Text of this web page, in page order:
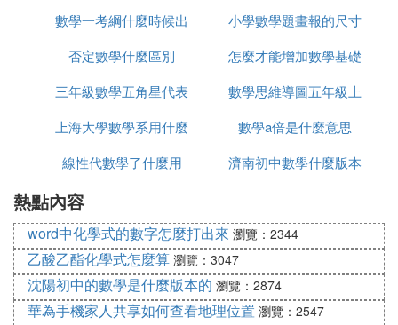
數學一考綱什麼時候出
小學數學題畫報的尺寸
是多少
否定數學什麼區別
怎麼才能增加數學基礎
三年級數學五角星代表
什麼數
數學思維導圖五年級上
怎麼寫
上海大學數學系用什麼
教材
數學a倍是什麼意思
線性代數學了什麼用
濟南初中數學什麼版本
熱點內容
word中化學式的數字怎麼打出來 瀏覽：2344
乙酸乙酯化學式怎麼算 瀏覽：3047
沈陽初中的數學是什麼版本的 瀏覽：2874
華為手機家人共享如何查看地理位置 瀏覽：2547